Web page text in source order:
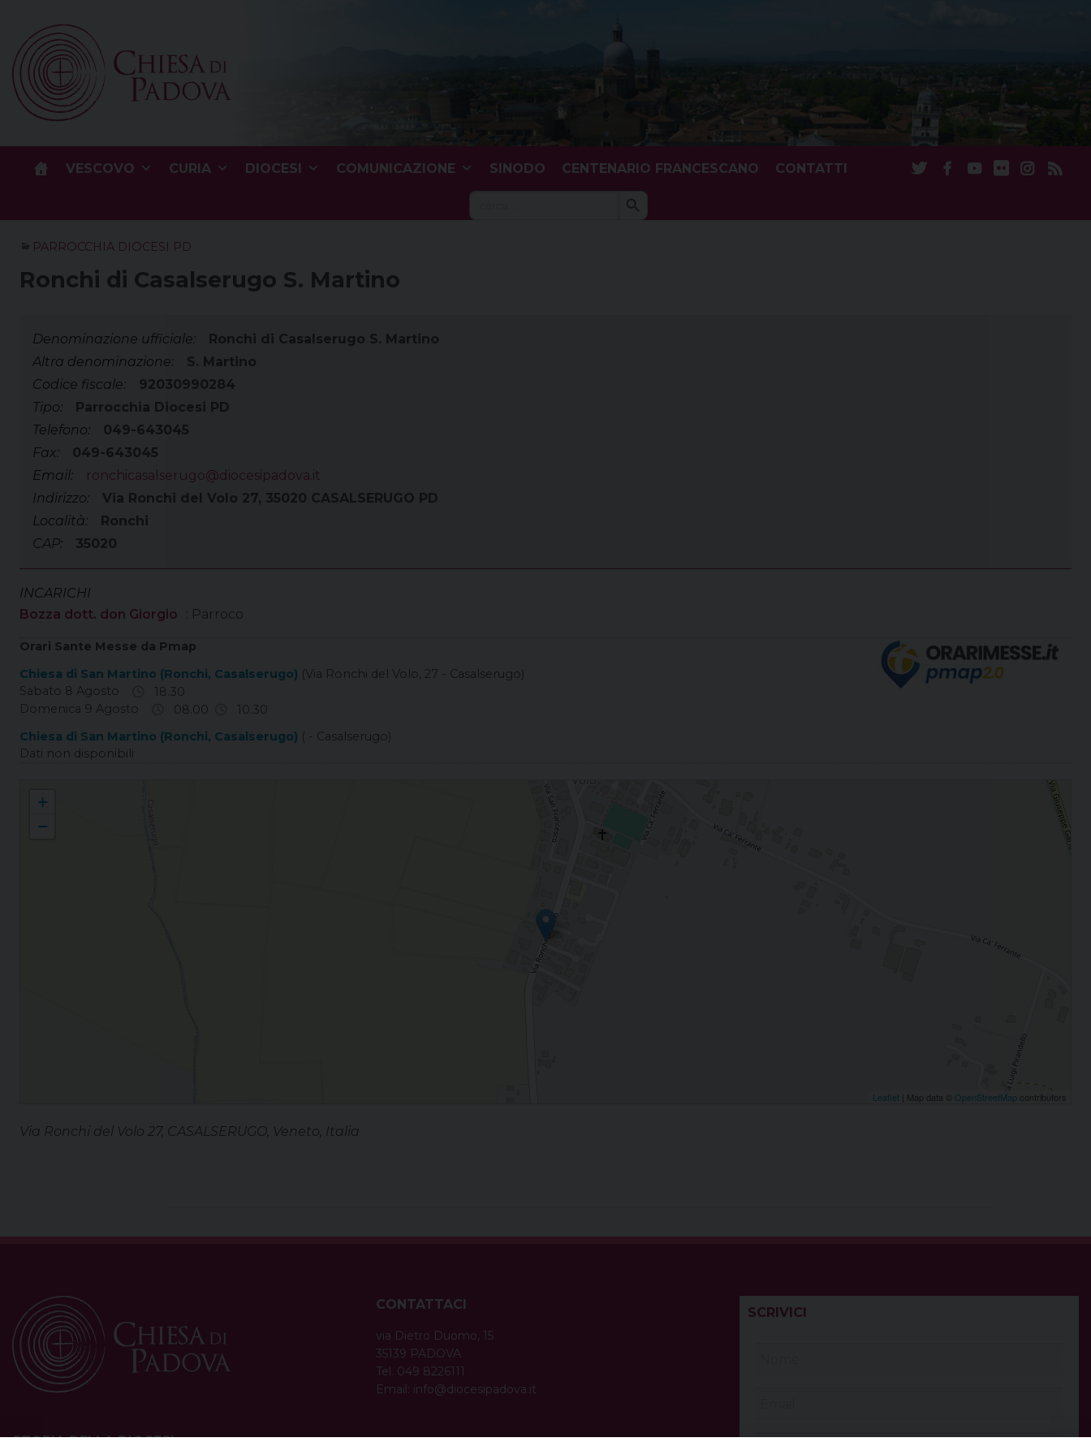
content
VESCOVO CURIA DIOCESI COMUNICAZIONE SINODO CENTENARIO FRANCESCANO
CONTATTI
Search
Search Button
PARROCCHIA DIOCESI PD
Ronchi di Casalserugo S. Martino
Denominazione ufficiale:
Ronchi di Casalserugo S. Martino
Altra denominazione:
S. Martino
Codice fiscale:
92030990284
Tipo:
Parrocchia Diocesi PD
Telefono:
049-643045
Fax:
049-643045
Email:
ronchicasalserugo@diocesipadova.it
Indirizzo:
Via Ronchi del Volo 27, 35020 CASALSERUGO PD
Località:
Ronchi
CAP:
35020
INCARICHI
Bozza dott. don Giorgio
: Parroco
Orari Sante Messe da Pmap
Chiesa di San Martino (Ronchi, Casalserugo) (Via Ronchi del Volo, 27 - Casalserugo)
Sabato 8 Agosto
18.30
Domenica 9 Agosto
08.00
10.30
Chiesa di San Martino (Ronchi, Casalserugo) ( - Casalserugo)
Dati non disponibili
+
−
Leaflet | Map data © OpenStreetMap contributors
Via Ronchi del Volo 27, CASALSERUGO, Veneto, Italia
STORIA DELLA DIOCESI
CONTATTACI
via Dietro Duomo, 15
35139 PADOVA
Tel. 049 8226111
Email: info@diocesipadova.it
SCRIVICI